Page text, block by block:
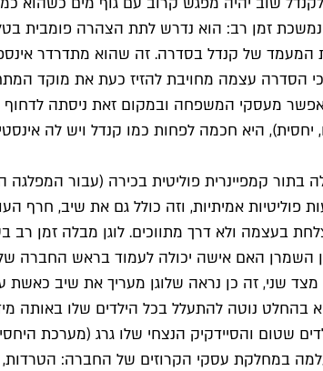
זמן רב: הוא נדרש לתת הצהרה פומבית
המעמד של קנדל בסדרה. זה שהוא מתדרדר
הסדרה עצמה מחויבת להזיז כעת את מוקד
מעסקי המשפחה ובמקום זאת ניסתה
יחסית), היא חכמה לפחות כמו קנדל ויש לה
קמפיינרית פוליטית בכירה (עבור
פוליטיות אמיתיות, וזה כולל גם את שיב,
בעצמה ולא דרך מתווכים. לוגן מבלה
האם אישה יכולה לעמוד בראש החברה
שני, זה כן נראה שלוגן מעריך את שיב כאשת
בהחלט נוטה להתעלל בכל הילדים שלו
שטום והסיידקיק הנצחי שלו גרג (מערכת
במחלקת עסקי הקרוזים של החברה: הטרדות,